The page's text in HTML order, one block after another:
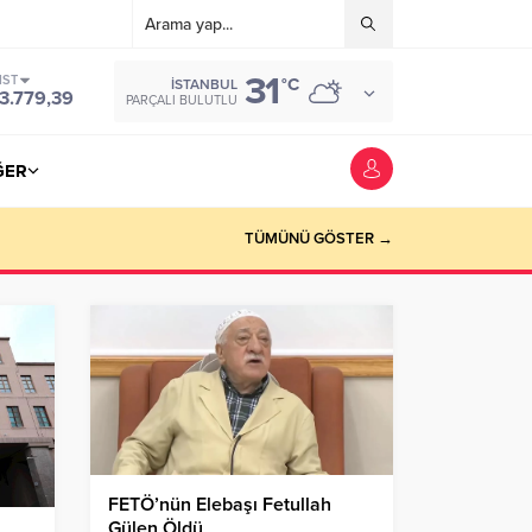
İSTANBUL
PARÇALI BULUTLU 31°C
TÜMÜNÜ GÖSTER →
FETÖ’nün Elebaşı Fetullah